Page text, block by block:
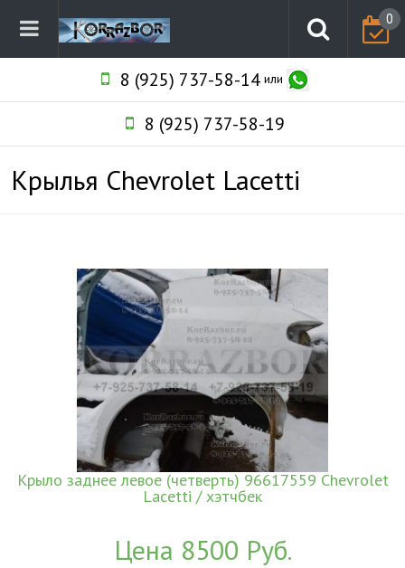
0
8 (925) 737-58-14или
8 (925) 737-58-19
Крылья Chevrolet Lacetti
Крыло заднее левое (четверть) 96617559 Chevrolet
Lacetti / хэтчбек
Цена 8500 Руб.